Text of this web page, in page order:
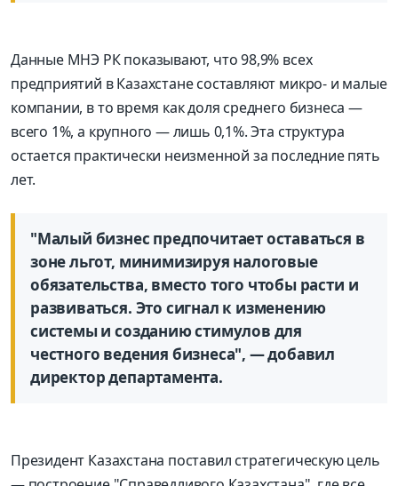
Данные МНЭ РК показывают, что 98,9% всех
предприятий в Казахстане составляют микро- и малые
компании, в то время как доля среднего бизнеса —
всего 1%, а крупного — лишь 0,1%. Эта структура
остается практически неизменной за последние пять
лет.
"Малый бизнес предпочитает оставаться в
зоне льгот, минимизируя налоговые
обязательства, вместо того чтобы расти и
развиваться. Это сигнал к изменению
системы и созданию стимулов для
честного ведения бизнеса", — добавил
директор департамента.
Президент Казахстана поставил стратегическую цель